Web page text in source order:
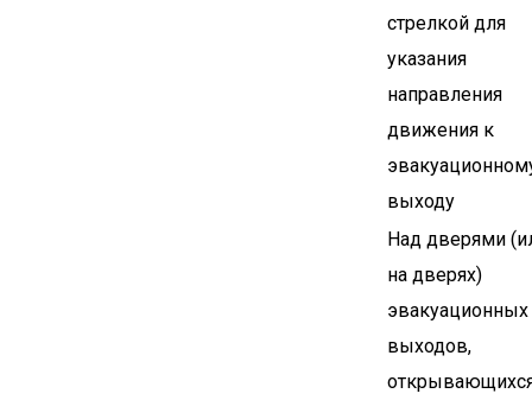
стрелкой для
указания
направления
движения к
выходу
Над дверями
на дверях)
эвакуационных
выходов,